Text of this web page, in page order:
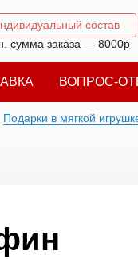
состав
сумма заказа — 8000р
ВОПРОС-
Подарки в мягкой